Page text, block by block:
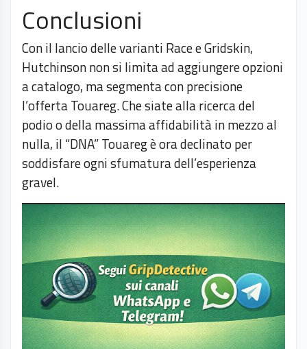
Conclusioni
Con il lancio delle varianti Race e Gridskin,
Hutchinson non si limita ad aggiungere opzioni
a catalogo, ma segmenta con precisione
l’offerta Touareg. Che siate alla ricerca del
podio o della massima affidabilità in mezzo al
nulla, il “DNA” Touareg è ora declinato per
soddisfare ogni sfumatura dell’esperienza
gravel.